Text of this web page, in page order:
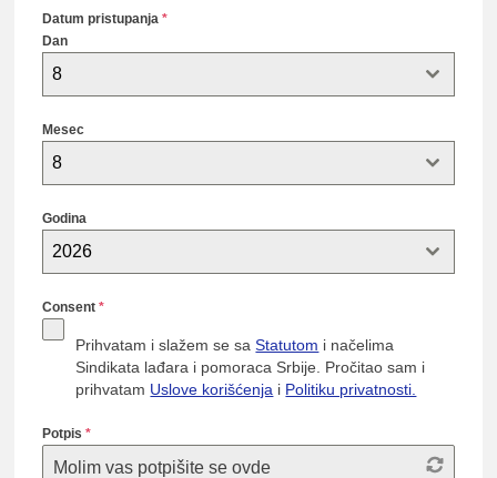
Datum pristupanja*
Dan
8
Mesec
8
Godina
2026
Consent*
Prihvatam i slažem se saStatutom i načelima
Sindikata lađara i pomoraca Srbije. Pročitao sam i
prihvatam Uslove korišćenja i Politiku privatnosti.
Potpis*
Molim vas potpišite se ovde